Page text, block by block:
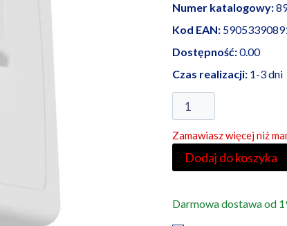
Numer katalogowy:
Kod EAN:
Dostępność:0.00
Czas realizacji:1-3 dni
ilość
Kanlux
czujnik
ruchu
PIR
Zamawiasz więcej niż
Dodaj do koszyka
Darmowa dostawa od